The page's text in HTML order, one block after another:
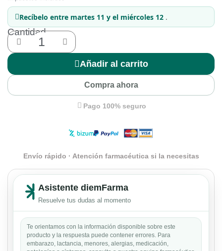
Recíbelo entre martes 11 y el miércoles 12 .
Cantidad
Añadir al carrito
Compra ahora
Pago 100% seguro
Envío rápido · Atención farmacéutica si la necesitas
Asistente diemFarma
Resuelve tus dudas al momento
Te orientamos con la información disponible sobre este
producto y la respuesta puede contener errores. Para
embarazo, lactancia, menores, alergias, medicación,